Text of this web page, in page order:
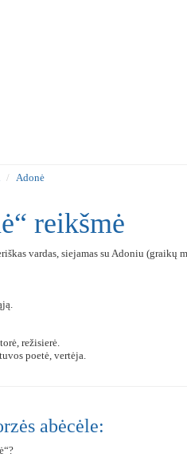
Adonė
reikšmė
vardas, siejamas su Adoniu
režisierė.
poetė, vertėja.
abėcėle: